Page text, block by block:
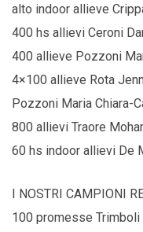
alto indoor allieve
400 hs allievi Ceroni
400 allieve Pozzoni
4×100 allieve Rota
Pozzoni Maria Chiara-
800 allievi Traore
60 hs indoor allievi De
I NOSTRI CAMPIONI
100 promesse Trimboli